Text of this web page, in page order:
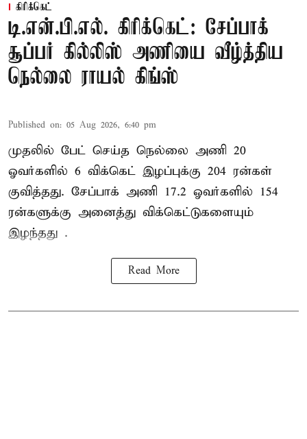
கிரிக்கெட்
டி.என்.பி.எல். கிரிக்கெட்: சேப்பாக்
சூப்பர் கில்லிஸ் அணியை வீழ்த்திய
நெல்லை ராயல் கிங்ஸ்
Published on: 05 Aug 2026, 6:40 pm
முதலில் பேட் செய்த நெல்லை அணி 20
ஓவர்களில் 6 விக்கெட் இழப்புக்கு 204 ரன்கள்
குவித்தது. சேப்பாக் அணி 17.2 ஓவர்களில் 154
ரன்களுக்கு அனைத்து விக்கெட்டுகளையும்
இழந்தது .
Read More